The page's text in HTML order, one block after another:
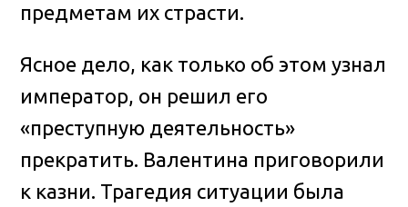
предметам их страсти.
Ясное дело, как только об этом узнал
император, он решил его
«преступную деятельность»
прекратить. Валентина приговорили
к казни. Трагедия ситуации была